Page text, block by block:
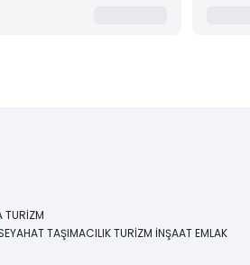
TURİZM
TAŞIMACILIK TURİZM İNŞAAT EMLAK